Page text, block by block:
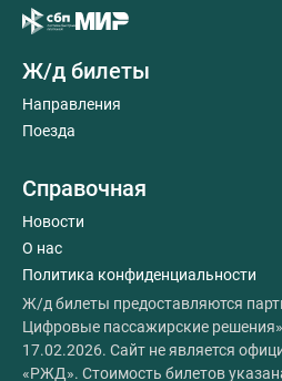
Ж/д билеты
Направления
Поезда
Справочная
Новости
О нас
Политика конфиденциальности
Ж/д билеты предоставляются
Цифровые пассажирские
17.02.2026. Сайт не является
«РЖД». Стоимость билетов